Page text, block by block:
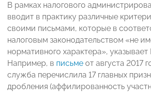
В рамках налогового
вводит в практику различные
своими письмами, которые в
налоговым законодательством «не
нормативного характера»,
Например, в письме от августа 2017
служба перечислила 17 главных
дробления (аффилированность